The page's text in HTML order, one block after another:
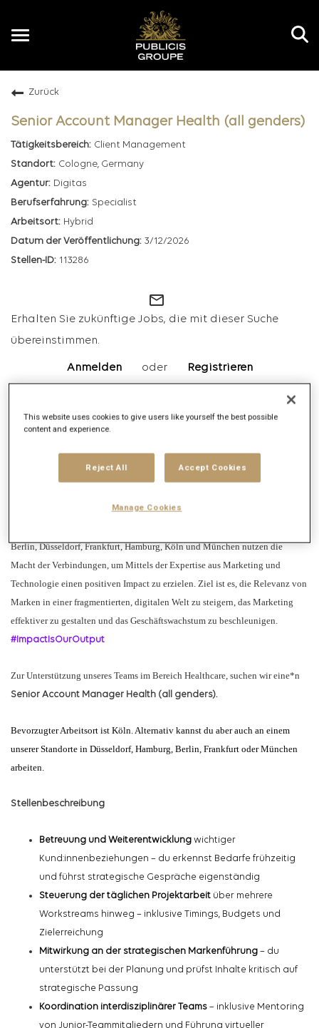
Toggle
Zurück
Senior Account Manager Health (all genders)
Client Management
Cologne, Germany
Digitas
Specialist
Hybrid
3/12/2026
113286
mail_outline
Erhalten Sie zukünftige Jobs, die mit dieser Suche
übereinstimmen.
Anmelden oder Registrieren
Jobbeschreibung
Unternehmensbeschreibung
internationalen Digitas-Netzwerks innerhalb der Publicis Groupe, einem der
Berlin, Düsseldorf, Frankfurt, Hamburg, Köln und München nutzen die
Macht der Verbindungen, um Mittels der Expertise aus Marketing und
Technologie einen positiven Impact zu erzielen. Ziel ist es, die Relevanz von
Marken in einer fragmentierten, digitalen Welt zu steigern, das Marketing
effektiver zu gestalten und das Geschäftswachstum zu beschleunigen.
#ImpactIsOurOutput
Zur Unterstützung unseres Teams im Bereich Healthcare, suchen wir eine*n
Senior Account Manager Health (all genders).
Bevorzugter Arbeitsort ist Köln. Alternativ kannst du aber auch an einem
unserer Standorte in Düsseldorf, Hamburg, Berlin, Frankfurt oder München
arbeiten.
Stellenbeschreibung
Betreuung und Weiterentwicklung wichtiger
Kund:innenbeziehungen – du erkennst Bedarfe frühzeitig
und führst strategische Gespräche eigenständig
Steuerung der täglichen Projektarbeit über mehrere
Workstreams hinweg – inklusive Timings, Budgets und
Zielerreichung
Mitwirkung an der strategischen Markenführung – du
unterstützt bei der Planung und prüfst Inhalte kritisch auf
strategische Passung
Koordination interdisziplinärer Teams – inklusive Mentoring
von Junior-Teammitgliedern und Führung virtueller
This website uses cookies to give users like yourself the best possible
content and experience.
Reject All Accept Cookies
Manage Cookies